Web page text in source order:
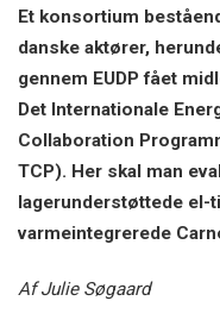
Et konsortium
danske aktører,
gennem EUDP fået
Det Internationale
Collaboration
TCP). Her skal man
lagerunderstøttede
varmeintegrerede
Af Julie Søgaard